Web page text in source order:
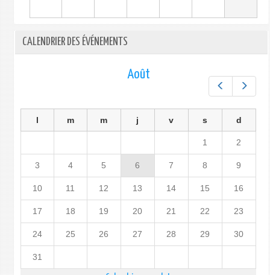
CALENDRIER DES ÉVÉNEMENTS
Préc.
Août
l m m j v s d
1 2
3 4 5 6 7 8 9
10 11 12 13 14 15 16
17 18 19 20 21 22 23
24 25 26 27 28 29 30
31